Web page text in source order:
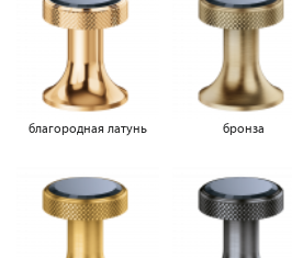
благородная латунь бронза